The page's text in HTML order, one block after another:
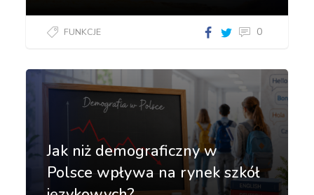
FUNKCJE 0
Jak niż demograficzny w
Polsce wpływa na rynek szkół